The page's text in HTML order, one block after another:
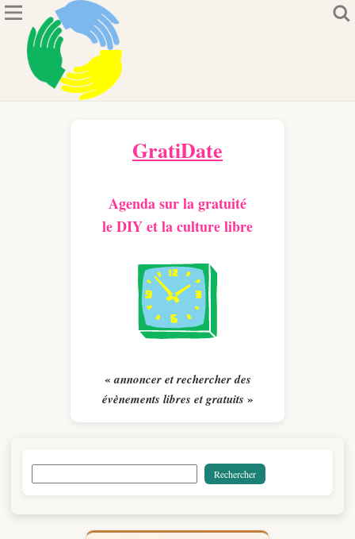
GratiDate
Agenda sur la gratuité
le DIY et la culture libre
«annoncer et rechercher des
évènements libres et gratuits »